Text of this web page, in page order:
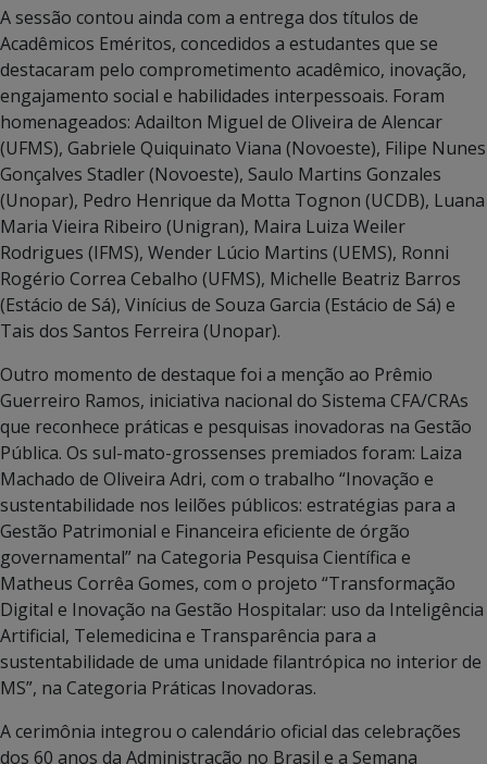
A sessão contou ainda com a entrega dos títulos de
Acadêmicos Eméritos, concedidos a estudantes que se
destacaram pelo comprometimento acadêmico, inovação,
engajamento social e habilidades interpessoais. Foram
homenageados: Adailton Miguel de Oliveira de Alencar
(UFMS), Gabriele Quiquinato Viana (Novoeste), Filipe Nunes
Gonçalves Stadler (Novoeste), Saulo Martins Gonzales
(Unopar), Pedro Henrique da Motta Tognon (UCDB), Luana
Maria Vieira Ribeiro (Unigran), Maira Luiza Weiler
Rodrigues (IFMS), Wender Lúcio Martins (UEMS), Ronni
Rogério Correa Cebalho (UFMS), Michelle Beatriz Barros
(Estácio de Sá), Vinícius de Souza Garcia (Estácio de Sá) e
Tais dos Santos Ferreira (Unopar).
Outro momento de destaque foi a menção ao Prêmio
Guerreiro Ramos, iniciativa nacional do Sistema CFA/CRAs
que reconhece práticas e pesquisas inovadoras na Gestão
Pública. Os sul-mato-grossenses premiados foram: Laiza
Machado de Oliveira Adri, com o trabalho “Inovação e
sustentabilidade nos leilões públicos: estratégias para a
Gestão Patrimonial e Financeira eficiente de órgão
governamental” na Categoria Pesquisa Científica e
Matheus Corrêa Gomes, com o projeto “Transformação
Digital e Inovação na Gestão Hospitalar: uso da Inteligência
Artificial, Telemedicina e Transparência para a
sustentabilidade de uma unidade filantrópica no interior de
MS”, na Categoria Práticas Inovadoras.
A cerimônia integrou o calendário oficial das celebrações
dos 60 anos da Administração no Brasil e a Semana